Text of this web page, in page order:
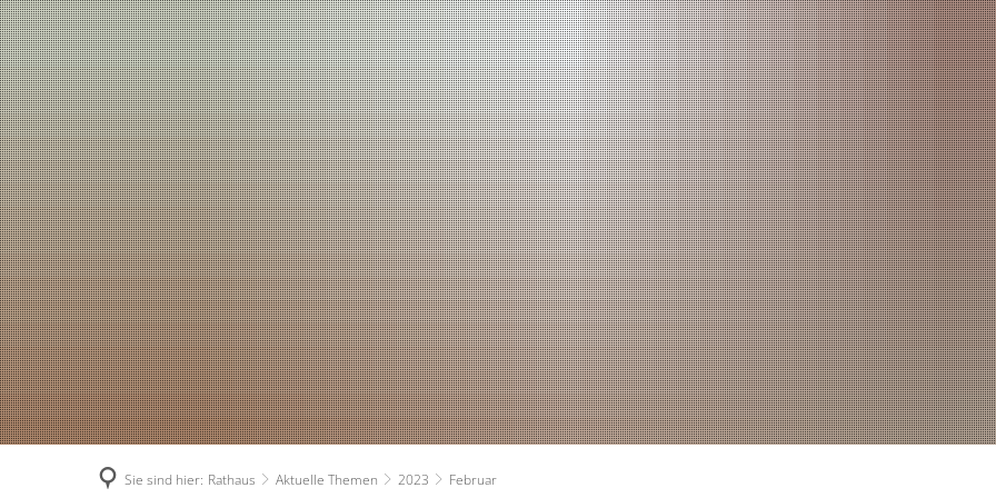
RATHAUS
Bürgermeister
Verwaltung - Kontakte
Ratsinformationssystem
Persönlichkeiten & Ehrungen
Aktuelle Themen
Zahlen und Fakten
Haushaltsplan
RUNDUM
Planen und Bauen
Stadtwerke
Ver- und
Ärzte
Ferienbetreuung
Schulen
Sie sind hier: Rathaus Aktuelle Themen 2023 Februar